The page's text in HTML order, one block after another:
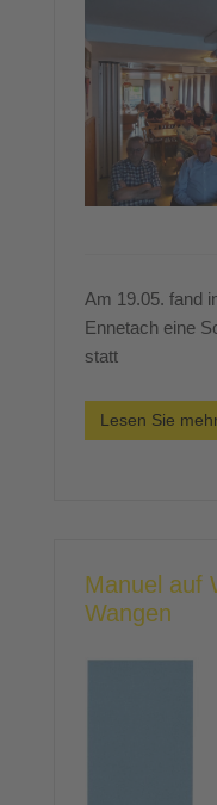
Am 19.05. fand
Ennetach eine
statt
Lesen Sie
Manuel auf
Wangen